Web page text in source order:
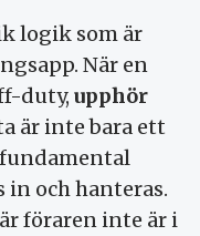
logik som är
När en
duty, upphör
är inte bara ett
och hanteras.
föraren inte är i